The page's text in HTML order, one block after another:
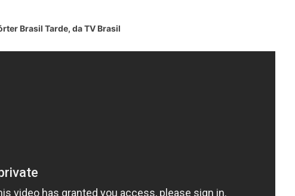
Brasil Tarde, da TV Brasil